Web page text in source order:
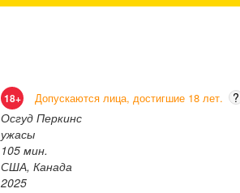
18+ Допускаются лица, достигшие 18 лет.
?
Осгуд Перкинс
ужасы
105 мин.
США, Канада
2025